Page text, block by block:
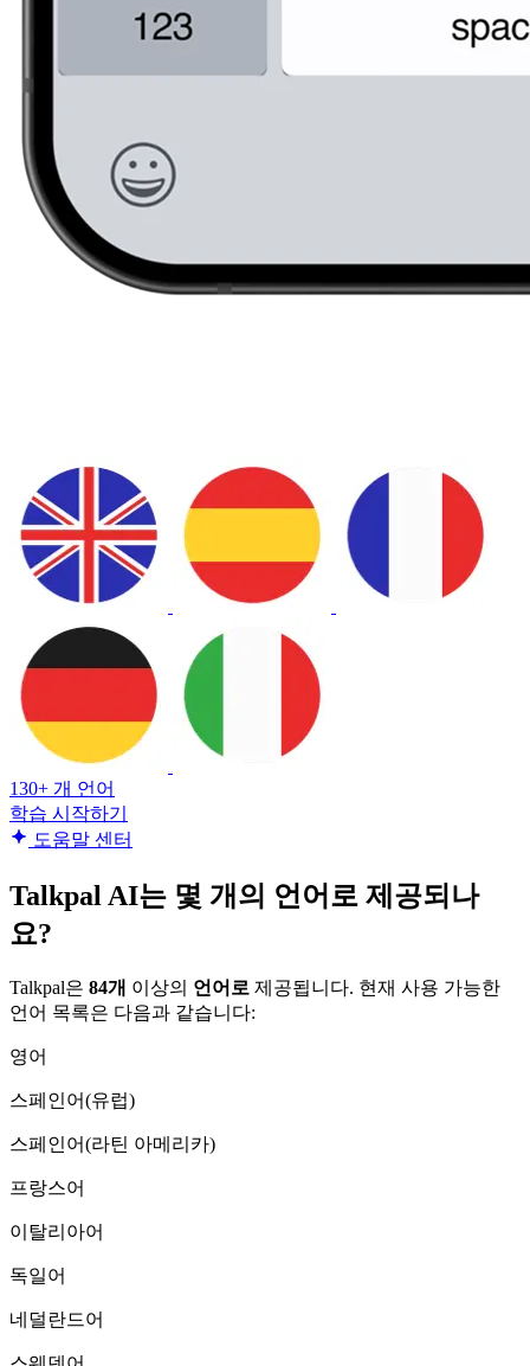
130+ 개 언어
학습 시작하기
도움말 센터
Talkpal AI는 몇 개의 언어로 제공되나
요?
Talkpal은 84개 이상의 언어로 제공됩니다. 현재 사용 가능한
언어 목록은 다음과 같습니다:
영어
스페인어(유럽)
스페인어(라틴 아메리카)
프랑스어
이탈리아어
독일어
네덜란드어